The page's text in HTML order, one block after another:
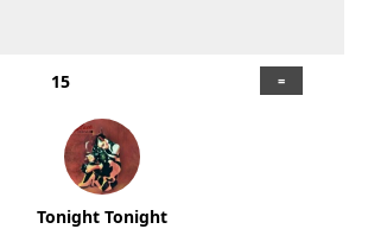
15
Tonight Tonight